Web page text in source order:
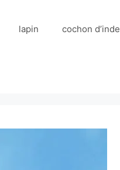
lapin cochon d’inde